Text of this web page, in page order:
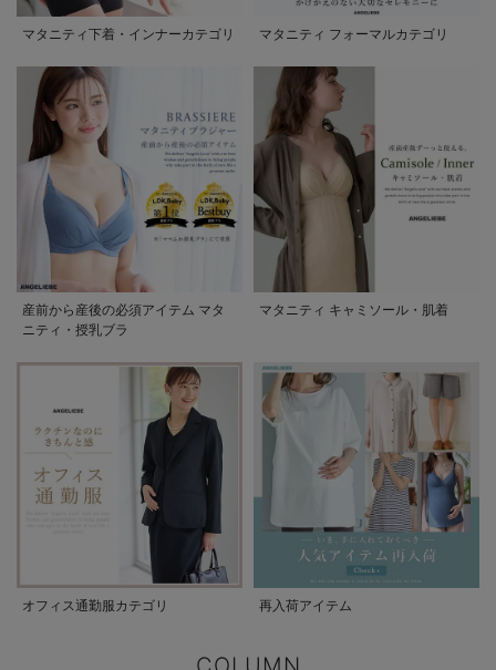
マタニティ下着・インナーカテゴリ マタニティ フォーマルカテゴリ
産前から産後の必須アイテム マタ
ニティ・授乳ブラ
マタニティ キャミソール・肌着
オフィス通勤服カテゴリ 再入荷アイテム